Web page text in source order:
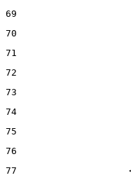
69
70
71
72
73
74
75
76
77